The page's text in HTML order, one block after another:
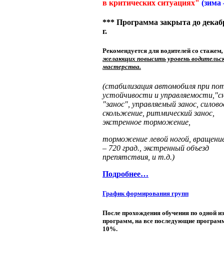
в критических ситуациях" (зима
*** Программа закрыта до
г.
Рекомендуется для водителей со стажем,
желающих повысить уровень
мастерства.
(стабилизация автомобиля при
устойчивости и
"занос", управляемый занос,
скольжение, ритмический занос,
экстренное торможение,
торможение левой ногой,
– 720 град., экстренный объезд
препятствия, и т.д.)
Подробнее…
График формирования групп
После прохождения обучения по одной из
программ, на все последующие
10%.